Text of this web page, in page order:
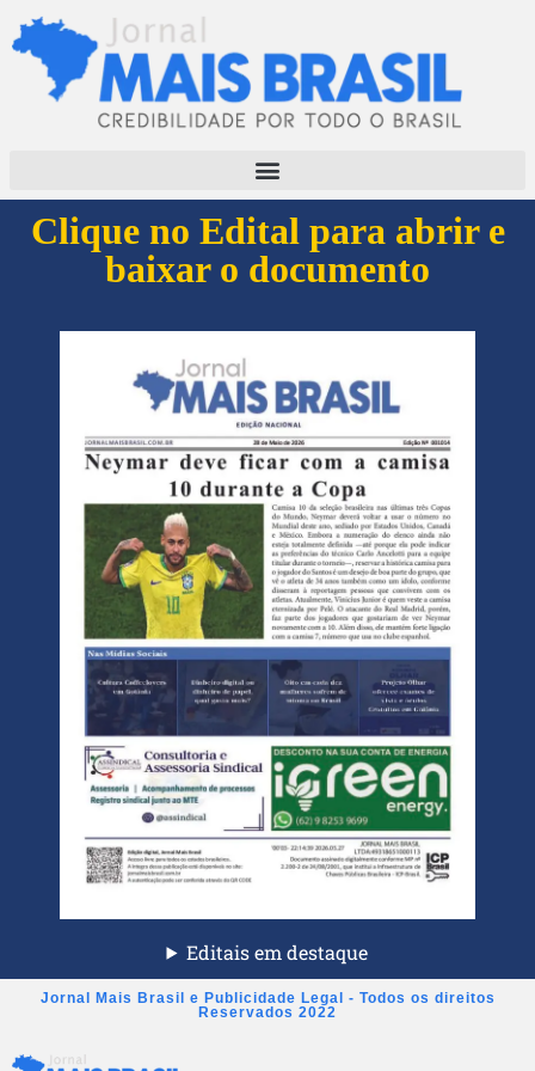
Clique no Edital para abrir e
baixar o documento
Editais em destaque
Jornal Mais Brasil e Publicidade Legal - Todos os direitos
Reservados 2022